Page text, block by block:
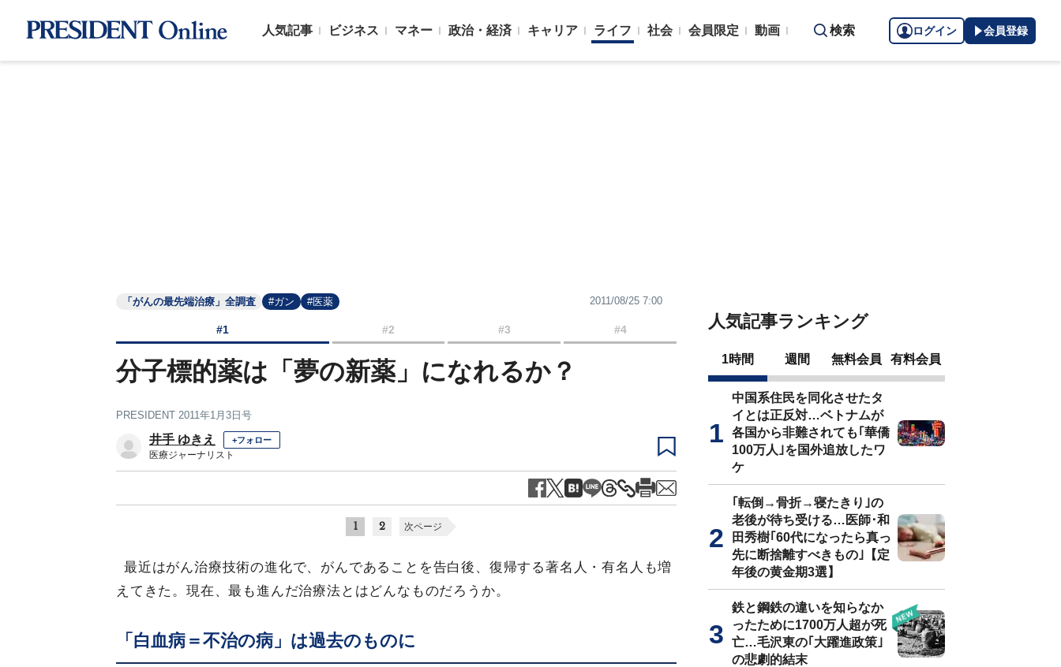
人気記事 ビジネス マネー 政治・経済 キャリア ライフ 社会 会員限定 動画 検索 ログイン 会員登録
「がんの最先端治療」全調査 #ガン #医薬 2011/08/25 7:00
#1 #2 #3 #4
分子標的薬は「夢の新薬」になれるか？
PRESIDENT 2011年1月3日号
井手 ゆきえ +フォロー
医療ジャーナリスト
1 2 次ページ
最近はがん治療技術の進化で、がんであることを告白後、復帰する著名人・有名人も増
えてきた。現在、最も進んだ治療法とはどんなものだろうか。
「白血病＝不治の病」は過去のものに
人気記事ランキング
1時間 週間 無料会員 有料会員
中国系住民を同化させたタ
イとは正反対…ベトナムが
各国から非難されても｢華僑
100万人｣を国外追放したワ
ケ
｢転倒→骨折→寝たきり｣の
老後が待ち受ける…医師･和
田秀樹｢60代になったら真っ
先に断捨離すべきもの｣【定
年後の黄金期3選】
鉄と鋼鉄の違いを知らなか
ったために1700万人超が死
亡…毛沢東の｢大躍進政策｣
の悲劇的結末